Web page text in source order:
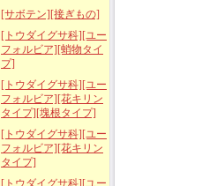
[サボテン][接ぎもの]
[トウダイグサ科][ユー
フォルビア][蛸物タイ
プ]
[トウダイグサ科][ユー
フォルビア][花キリン
タイプ][塊根タイプ]
[トウダイグサ科][ユー
フォルビア][花キリン
タイプ]
[トウダイグサ科][ユー